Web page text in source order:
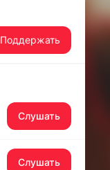
Слушать
Слушать
Поддержать